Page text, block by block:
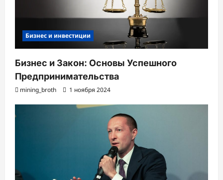
Бизнес и инвестиции
Бизнес и Закон: Основы Успешного
Предпринимательства
mining_broth 1 ноября 2024